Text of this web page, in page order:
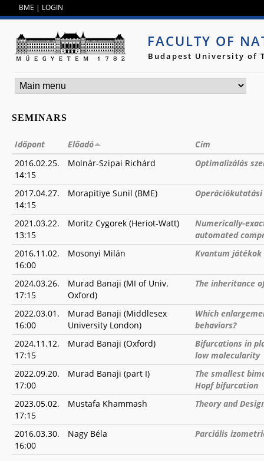
BME | LOGIN
FACULTY OF
Budapest University of
SEMINARS
Időpont Előadó
Cím
2016.02.25.
14:15
Molnár-Szipai Richárd Optimalizálás
2017.04.27.
14:15
Morapitiye Sunil (BME)
2021.03.22.
13:15
Moritz Cygorek (Heriot-Watt)
Numerically-
automated
2016.11.02.
16:00
Mosonyi Milán Kvantum játékok
2024.03.26.
17:15
Murad Banaji (MI of Univ.
Oxford)
The inheritance
2022.03.01.
16:00
Murad Banaji (Middlesex
University London)
Which
behaviors?
2024.11.12.
17:15
Murad Banaji (Oxford)
Bifurcations in
low molecularity
2022.09.20.
17:00
Murad Banaji (part I)
The smallest
Hopf bifurcation
2023.05.02.
17:15
Mustafa Khammash Theory and
2016.03.30.
16:00
Nagy Béla Parciális